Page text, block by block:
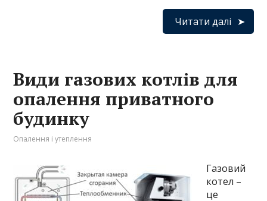
Читати далі
Види газових котлів для
опалення приватного
будинку
Опалення і утеплення
Газовий
котел –
це